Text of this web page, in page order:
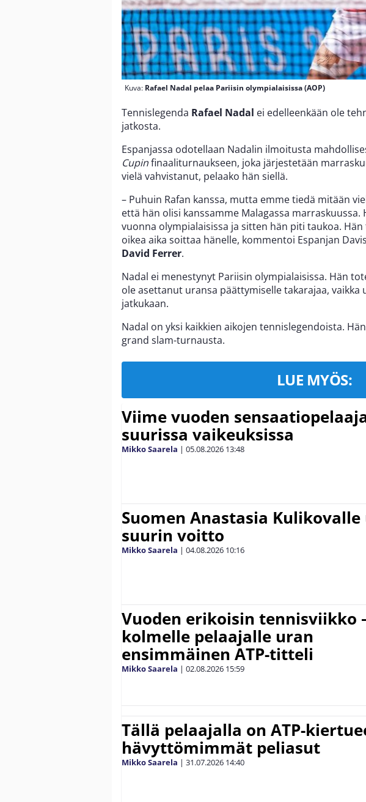
Kuva: Rafael Nadal pelaa Pariisin olympialaisissa (AOP)
Tennislegenda Rafael Nadal ei edelleenkään ole
jatkosta.
Espanjassa odotellaan Nadalin ilmoitusta
Cupinfinaaliturnaukseen, joka järjestetään
vielä vahvistanut, pelaako hän siellä.
– Puhuin Rafan kanssa, mutta emme tiedä mitään
että hän olisi kanssamme Malagassa
vuonna olympialaisissa ja sitten hän piti taukoa.
oikea aika soittaa hänelle, kommentoi Espanjan
David Ferrer.
Nadal ei menestynyt Pariisin olympialaisissa. Hän
ole asettanut uransa päättymiselle takarajaa,
jatkukaan.
Nadal on yksi kaikkien aikojen tennislegendoista.
grand slam-turnausta.
LUE MYÖS:
Viime vuoden
suurissa vaikeuksissa
Mikko Saarela | 05.08.2026 13:48
Suomen Anastasia
suurin voitto
Mikko Saarela | 04.08.2026 10:16
Vuoden erikoisin tennisviikko
kolmelle pelaajalle uran
ensimmäinen ATP-titteli
Mikko Saarela | 02.08.2026 15:59
Tällä pelaajalla on ATP-
hävyttömimmät peliasut
Mikko Saarela | 31.07.2026 14:40